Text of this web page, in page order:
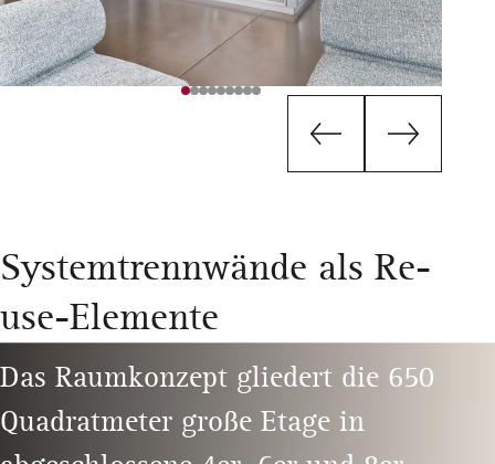
Systemtrennwände als Re-
use-Elemente
Das Raumkonzept gliedert die 650
Quadratmeter große Etage in